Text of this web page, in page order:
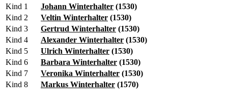
Kind 1
Johann Winterhalter (1530)
Kind 2
Veltin Winterhalter (1530)
Kind 3
Gertrud Winterhalter (1530)
Kind 4
Alexander Winterhalter (1530)
Kind 5
Ulrich Winterhalter (1530)
Kind 6
Barbara Winterhalter (1530)
Kind 7
Veronika Winterhalter (1530)
Kind 8
Markus Winterhalter (1570)